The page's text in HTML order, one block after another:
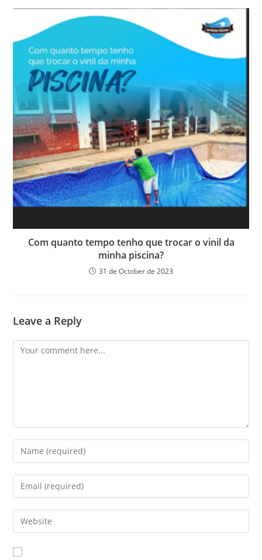
Com quanto tempo tenho que trocar o vinil da
minha piscina?
31 de October de 2023
Leave a Reply